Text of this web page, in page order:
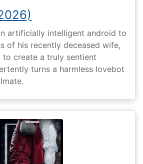
artificially intelligent android to
of his recently deceased wife,
create a truly sentient
turns a harmless lovebot